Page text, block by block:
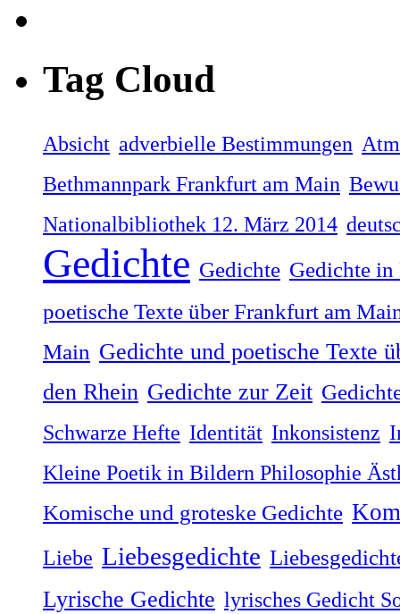
Tag Cloud
Absicht adverbielle Bestimmungen
Bethmannpark Frankfurt am Main
Nationalbibliothek 12. März 2014
Gedichte Gedichte Gedichte in
poetische Texte über Frankfurt am
Main Gedichte und poetische Texte
den Rhein Gedichte zur Zeit
Schwarze Hefte Identität Inkonsistenz
Kleine Poetik in Bildern Philosophie
Komische und groteske Gedichte
Liebe Liebesgedichte
Lyrische Gedichte lyrisches Gedicht